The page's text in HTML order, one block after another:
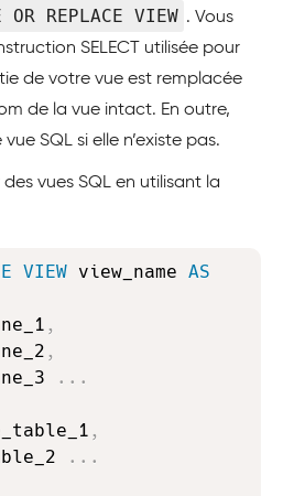
OR REPLACE VIEW . Vous
SELECT utilisée pour
de votre vue est remplacée
de la vue intact. En outre,
SQL si elle n’existe pas.
vues SQL en utilisant la
VIEW view_name AS
,
,
. . .
,
. . .